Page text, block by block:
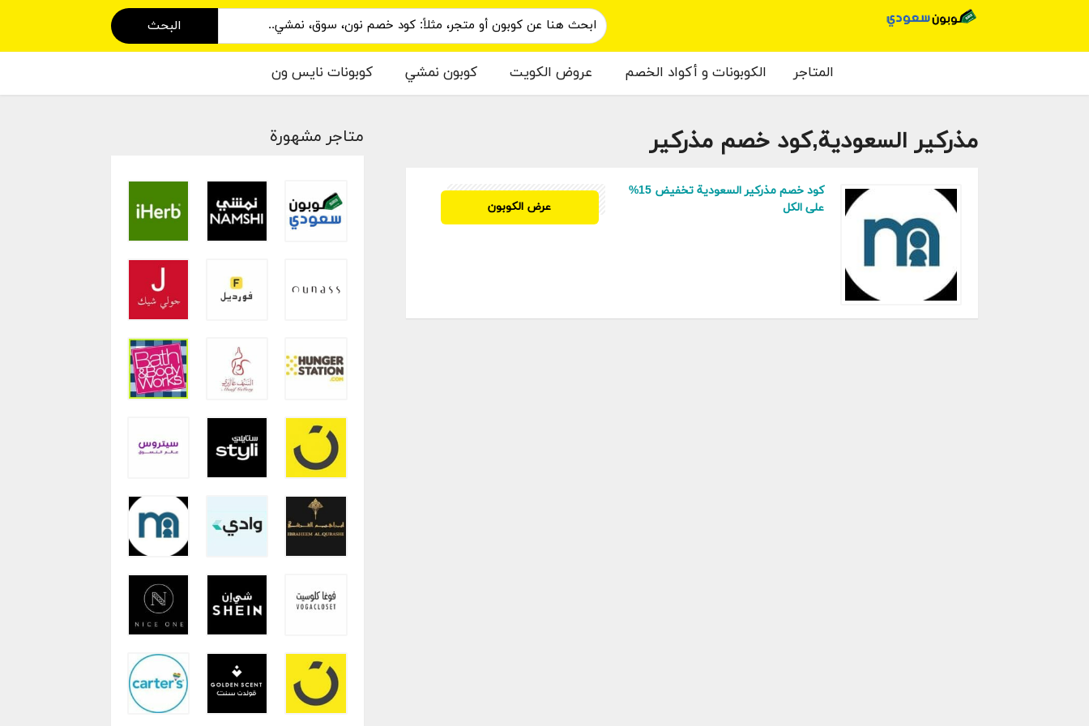
البحث
المتاجر الكوبونات و أكواد الخصم عروض الكويت كوبون نمشي كوبونات نايس ون
مذركير السعودية,كود خصم مذركير
كود خصم مذركير السعودية تخفيض 15%
على الكل
عرض الكوبون
متاجر مشهورة